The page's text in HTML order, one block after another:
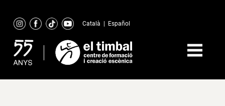
content
Català Español